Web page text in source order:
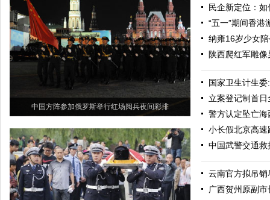
中国方阵参加俄罗斯举行红场阅兵夜间彩排
民企新定位：如
“五一”期间香港
纳雍16岁少女
陕西爬红军雕
国家卫生计生
立案登记制首
警方认定坠亡
小长假北京高
中国武警交通
云南官方拟吊
广西贺州原副